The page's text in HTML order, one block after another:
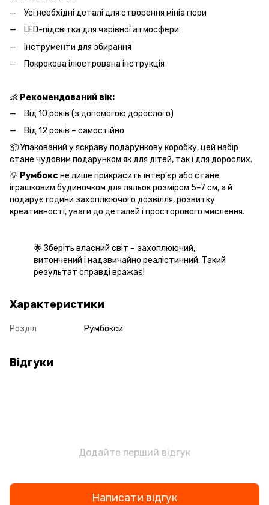
Усі необхідні деталі для створення мініатюри
LED-підсвітка для чарівної атмосфери
Інструменти для збирання
Покрокова ілюстрована інструкція
👶 Рекомендований вік:
Від 10 років (з допомогою дорослого)
Від 12 років – самостійно
📦 Упакований у яскраву подарункову коробку, цей набір
стане чудовим подарунком як для дітей, так і для дорослих.
💡 Румбоксне лише прикрасить інтер’єр або стане
іграшковим будиночком для ляльок розміром 5–7 см, а й
подарує години захоплюючого дозвілля, розвитку
креативності, уваги до деталей і просторового мислення.
🌟 Зберіть власний світ – захоплюючий,
витончений і надзвичайно реалістичний. Такий
результат справді вражає!
Характеристики
Розділ Румбокси
Відгуки
Додайте перший відгук
Написати відгук